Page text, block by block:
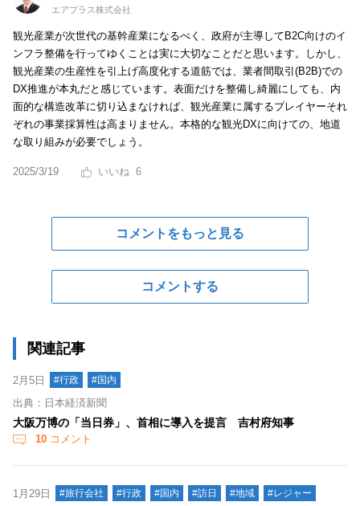
エアプラス株式会社
観光産業が次世代の基幹産業になるべく、政府が主導してB2C向けのイ
ンフラ整備を行ってゆくことは実に大切なことだと思います。しかし、
観光産業の生産性を引上げ高度化する道筋では、業者間取引(B2B)での
DX推進が本丸だと感じています。表面だけを整備し綺麗にしても、内
面的な構造改革に切り込まなければ、観光産業に属するプレイヤーそれ
ぞれの事業採算性は高まりません。本格的な観光DXに向けての、地道
な取り組みが必要でしょう。
2025/3/19 6
コメントをもっと見る
コメントする
関連記事
2月5日 #行政 #国内
出典：日本経済新聞
大阪万博の「当日券」、首相に導入を提言 吉村府知事
10 コメント
1月29日 #旅行会社 #行政 #国内 #訪日 #地域 #レジャー